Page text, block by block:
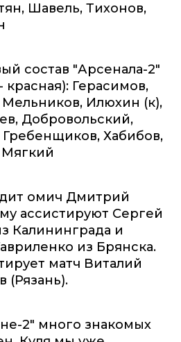
Шавель, Тихонов,
состав "Арсенала-2"
красная): Герасимов,
Мельников, Илюхин (к),
Добровольский,
Гребенщиков, Хабибов,
Мягкий
омич Дмитрий
ассистируют Сергей
Калининграда и
из Брянска.
матч Виталий
(Рязань).
2" много знакомых